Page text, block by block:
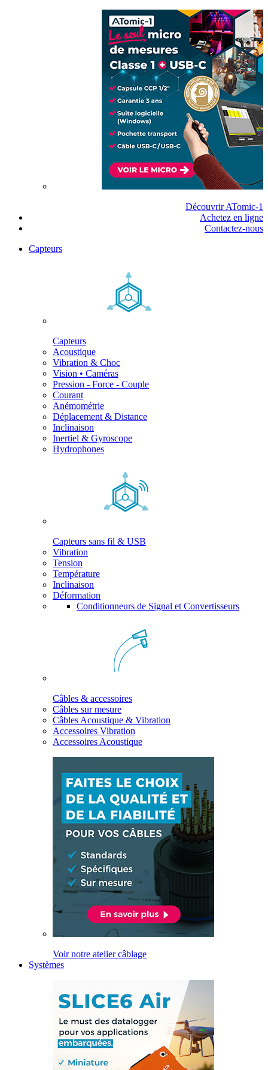
Découvrir ATomic-1
Achetez en ligne
Contactez-nous
Capteurs
Capteurs
Acoustique
Vibration & Choc
Vision • Caméras
Pression - Force - Couple
Courant
Anémométrie
Déplacement & Distance
Inclinaison
Inertiel & Gyroscope
Hydrophones
Capteurs sans fil & USB
Vibration
Tension
Température
Inclinaison
Déformation
Conditionneurs de Signal et Convertisseurs
Câbles & accessoires
Câbles sur mesure
Câbles Acoustique & Vibration
Accessoires Vibration
Accessoires Acoustique
Voir notre atelier câblage
Systèmes